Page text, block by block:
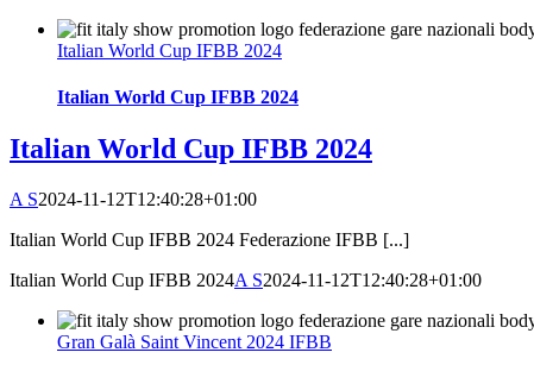
Italian World Cup IFBB 2024
Italian World Cup IFBB 2024
Italian World Cup IFBB 2024
A S2024-11-12T12:40:28+01:00
Italian World Cup IFBB 2024 Federazione IFBB [...]
Italian World Cup IFBB 2024A S2024-11-12T12:40:28+01:00
Gran Galà Saint Vincent 2024 IFBB